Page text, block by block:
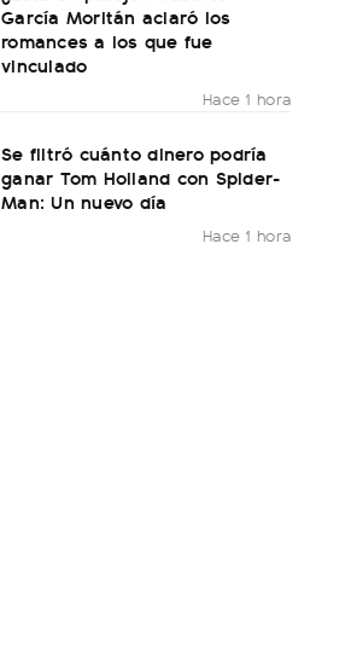
García Moritán aclaró los
romances a los que fue
vinculado
Hace 1 hora
Se filtró cuánto dinero podría
ganar Tom Holland con Spider-
Man: Un nuevo día
Hace 1 hora